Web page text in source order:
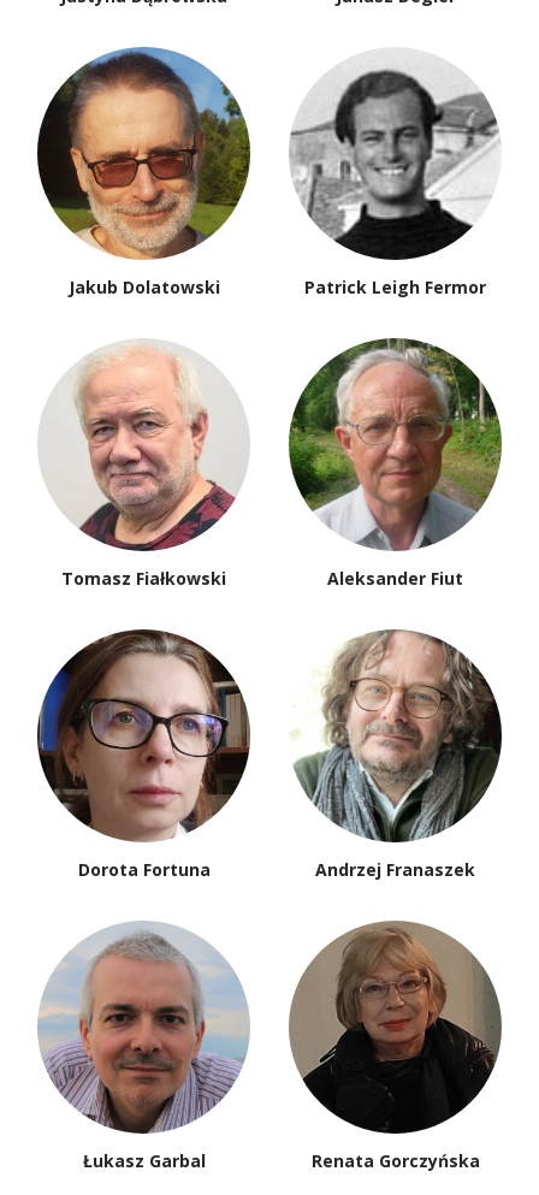
Jakub Dolatowski Patrick Leigh Fermor
Tomasz Fiałkowski Aleksander Fiut
Dorota Fortuna Andrzej Franaszek
Łukasz Garbal Renata Gorczyńska